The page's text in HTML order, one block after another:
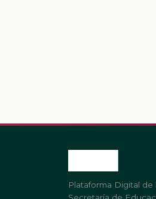
Plataforma Digital